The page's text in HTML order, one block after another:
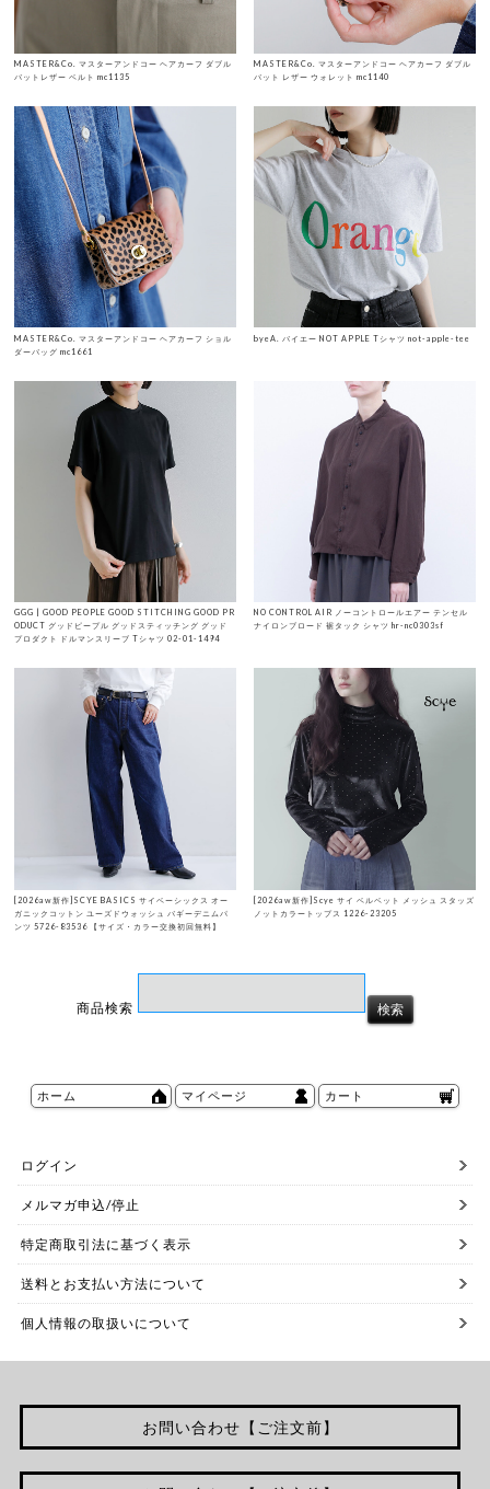
MASTER&Co. マスターアンドコー ヘアカーフ ダブル
バットレザー ベルト mc1135
MASTER&Co. マスターアンドコー ヘアカーフ ダブル
バット レザー ウォレット mc1140
MASTER&Co. マスターアンドコー ヘアカーフ ショル
ダーバッグ mc1661
byeA. バイエー NOT APPLE Tシャツ not-apple-tee
GGG | GOOD PEOPLE GOOD STITCHING GOOD PR
ODUCT グッドピープル グッドスティッチング グッド
プロダクト ドルマンスリーブ Tシャツ 02-01-1494
NO CONTROL AIR ノーコントロールエアー テンセル
ナイロンブロード 裾タック シャツ hr-nc0303sf
[2026aw新作]SCYE BASICS サイベーシックス オー
ガニックコットン ユーズドウォッシュ バギーデニムパ
ンツ 5726-83536 【サイズ・カラー交換初回無料】
[2026aw新作]Scye サイ ベルベット メッシュ スタッズ
ノットカラートップス 1226-23205
商品検索
ホーム マイページ カート
ログイン
メルマガ申込/停止
特定商取引法に基づく表示
送料とお支払い方法について
個人情報の取扱いについて
お問い合わせ【ご注文前】